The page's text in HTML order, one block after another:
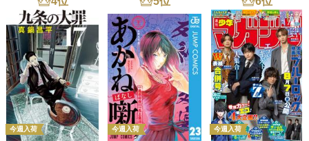
今週入荷 今週入荷 今週入荷